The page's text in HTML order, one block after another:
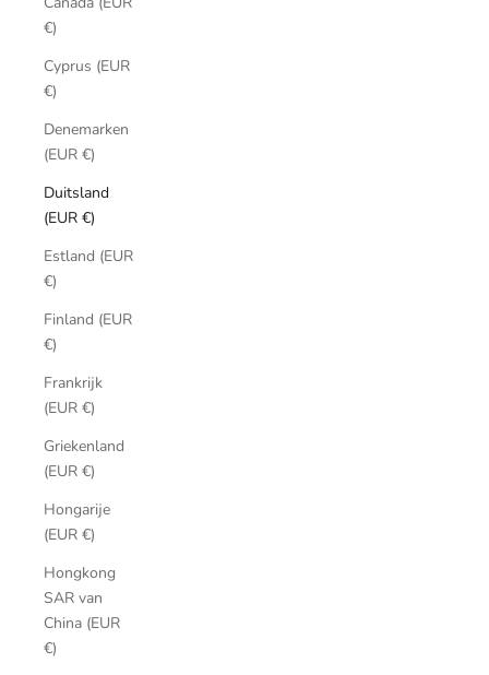
€)
Cyprus (EUR
€)
Denemarken
(EUR €)
Duitsland
(EUR €)
Estland (EUR
€)
Finland (EUR
€)
Frankrijk
(EUR €)
Griekenland
(EUR €)
Hongarije
(EUR €)
Hongkong
SAR van
China (EUR
€)